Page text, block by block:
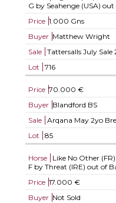
G by Seahenge (USA)
Price 1.000 Gns
Buyer Matthew Wright
Sale
Tattersalls July Sale
Lot
716
Price 70.000 €
Buyer Blandford BS
Sale
Arqana May 2yo
Lot
85
Horse
Like No Other (FR)
F by Threat (IRE) out of
Price 17.000 €
Buyer Not Sold